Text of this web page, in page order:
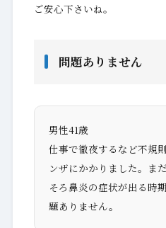
ご安心下さいね。
問題ありません
男性41歳
仕事で徹夜するなど不規
ンザにかかりました。ま
そろ鼻炎の症状が出る時
題ありません。